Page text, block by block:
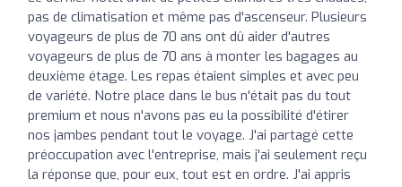
pas de climatisation et même pas d'ascenseur. Plusieurs
voyageurs de plus de 70 ans ont dû aider d'autres
voyageurs de plus de 70 ans à monter les bagages au
deuxième étage. Les repas étaient simples et avec peu
de variété. Notre place dans le bus n'était pas du tout
premium et nous n'avons pas eu la possibilité d'étirer
nos jambes pendant tout le voyage. J'ai partagé cette
préoccupation avec l'entreprise, mais j'ai seulement reçu
la réponse que, pour eux, tout est en ordre. J'ai appris